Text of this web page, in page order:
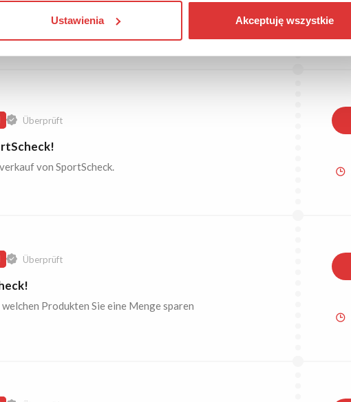
Ustawienia Akceptuję wszystkie
oder Ihr Unternehmen bei SportScheck an und
Vorteile. Folgen Sie dem Link, um alles über
Überprüft
von SportScheck.
Überprüft
welchen Produkten Sie eine Menge sparen